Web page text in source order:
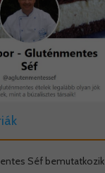
Séf bemutatkozik